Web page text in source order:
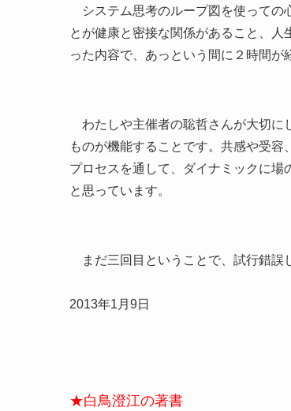
システム思考のループ図を使っての
とが健康と密接な関係があること、
った内容で、あっという間に２時間が
わたしや主催者の聡哲さんが大切に
ものが機能することです。共感や受
プロセスを通して、ダイナミックに
と思っています。
まだ三回目ということで、試行錯誤
2013年1月9日
★白鳥澄江の著書